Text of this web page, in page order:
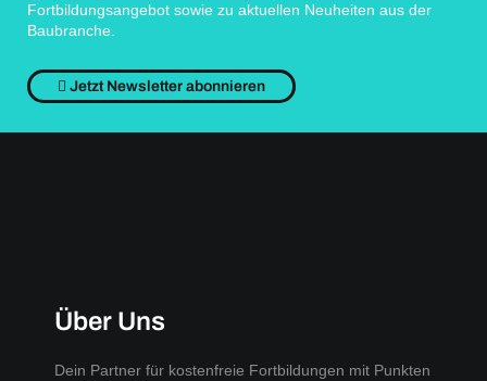
Fortbildungsangebot sowie zu aktuellen Neuheiten aus der
Baubranche.
Jetzt Newsletter abonnieren
Über Uns
Dein Partner für kostenfreie Fortbildungen mit Punkten